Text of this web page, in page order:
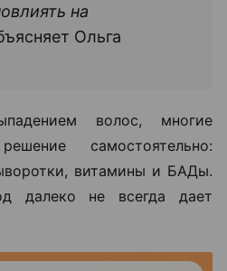
на
Ольга
волос, многие
самостоятельно:
витамины и БАДы.
далеко не всегда дает